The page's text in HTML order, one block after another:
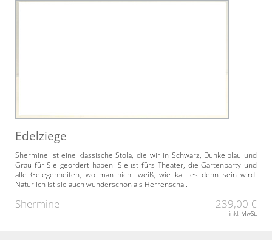
Edelziege
Shermine ist eine klassische Stola, die wir in Schwarz, Dunkelblau und
Grau für Sie geordert haben. Sie ist fürs Theater, die Gartenparty und
alle Gelegenheiten, wo man nicht weiß, wie kalt es denn sein wird.
Natürlich ist sie auch wunderschön als Herrenschal.
Shermine 239,00 €
inkl. MwSt.